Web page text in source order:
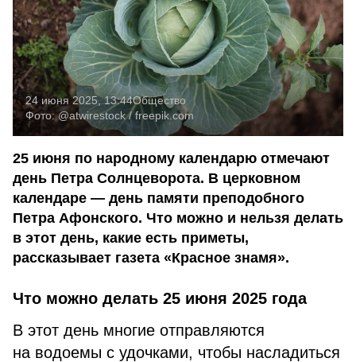
24 июня 2025, 13:44Общество
Фото:@atwirestock / freepik.com
25 июня по народному календарю отмечают
день Петра Солнцеворота. В церковном
календаре — день памяти преподобного
Петра Афонского. Что можно и нельзя делать
в этот день, какие есть приметы,
рассказывает газета «Красное знамя».
Что можно делать 25 июня 2025 года
В этот день многие отправляются
на водоемы с удочками, чтобы насладиться